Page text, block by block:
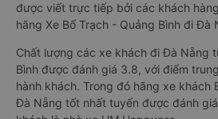
được viết trực tiếp bởi các khách
hãng Xe Bố Trạch - Quảng Bình đi Đà
Chất lượng các xe khách đi Đà Nẵng
Bình được đánh giá 3.8, với điểm
hành khách. Trong đó hãng xe khách
Đà Nẵng tốt nhất tuyến được đánh